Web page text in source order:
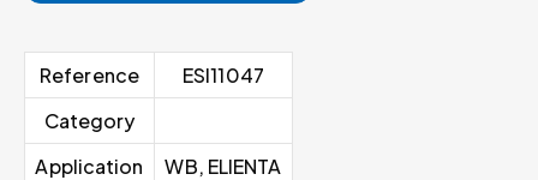
Reference
ESI11047
Category
Application
WB, ELIENTA